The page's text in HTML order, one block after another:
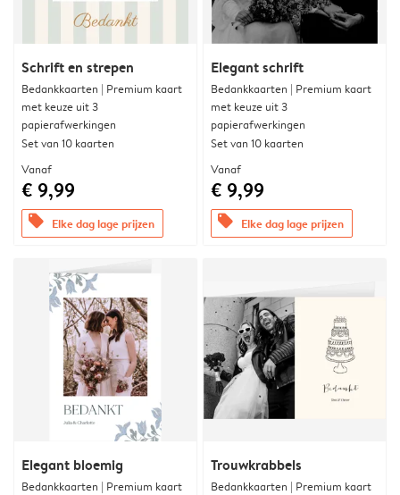
Schrift en strepen
Bedankkaarten | Premium kaart
met keuze uit 3
papierafwerkingen
Set van 10 kaarten
Vanaf
€ 9,99
offers Elke dag lage prijzen
Elegant schrift
Bedankkaarten | Premium kaart
met keuze uit 3
papierafwerkingen
Set van 10 kaarten
Vanaf
€ 9,99
offers Elke dag lage prijzen
Elegant bloemig
Bedankkaarten | Premium kaart
Trouwkrabbels
Bedankkaarten | Premium kaart